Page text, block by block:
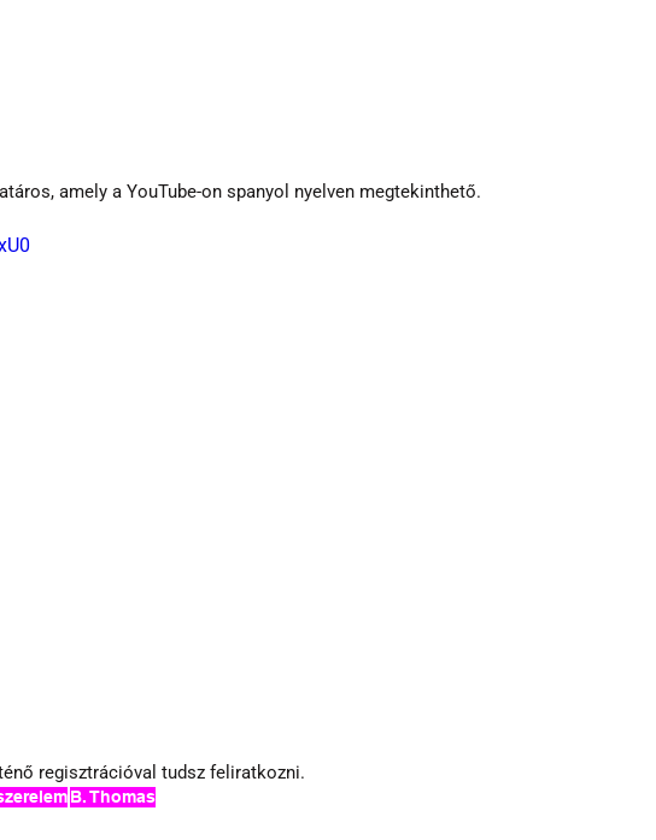
amely a YouTube-on spanyol nyelven megtekinthető.
regisztrációval tudsz feliratkozni.
B. Thomas